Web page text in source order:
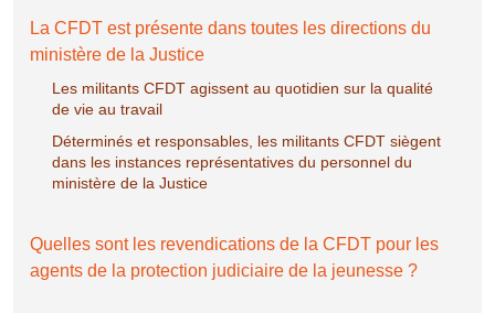
La CFDT est présente dans toutes les directions du
ministère de la Justice
Les militants CFDT agissent au quotidien sur la qualité
de vie au travail
Déterminés et responsables, les militants CFDT siègent
dans les instances représentatives du personnel du
ministère de la Justice
Quelles sont les revendications de la CFDT pour les
agents de la protection judiciaire de la jeunesse ?